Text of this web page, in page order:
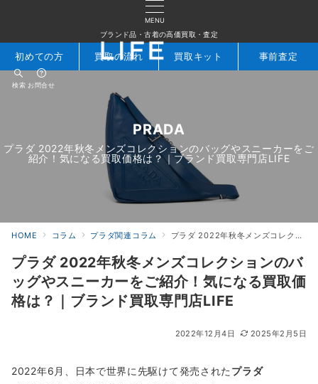
MENU
ブランド品・古着の高価買取・査定
検索 お問合せ
初めての方 買取の流れ 買取キット 事前査定
PRADA
プラダ 2022年秋冬メンズコレクションのバッグやスニーカーをご
紹介！気になる買取価格は？｜ブランド買取専門店LIFE
HOME コラム プラダ関連コラム プラダ 2022年秋冬メンズコレクションのバッグやスニーカーをご紹介！気になる買取価格は？｜ブランド買取専門店LIFE
プラダ 2022年秋冬メンズコレクションのバ
ッグやスニーカーをご紹介！気になる買取価
格は？｜ブランド買取専門店LIFE
2022年12月4日 2025年2月5日
2022年6月、日本で世界に先駆けて発売された プラダ